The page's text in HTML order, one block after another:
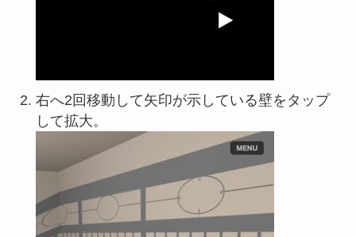
右へ2回移動して矢印が示している壁をタップ
して拡大。